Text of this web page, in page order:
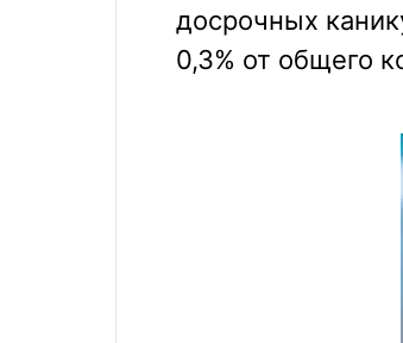
досрочных
0,3% от общего